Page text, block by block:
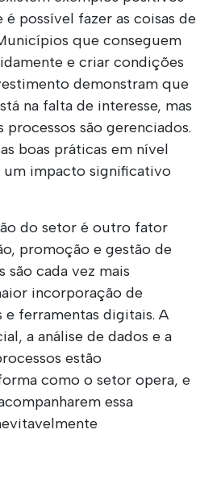
possível fazer as coisas de
que conseguem
e criar condições
demonstram que
na falta de interesse, mas
são gerenciados.
boas práticas em nível
um impacto significativo
do setor é outro fator
promoção e gestão de
cada vez mais
incorporação de
ferramentas digitais. A
a análise de dados e a
estão
como o setor opera, e
essa